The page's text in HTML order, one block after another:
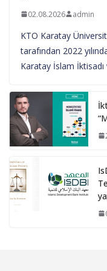
02.08.2026 admin
KTO Karatay
tarafından 2022
Karatay İslam